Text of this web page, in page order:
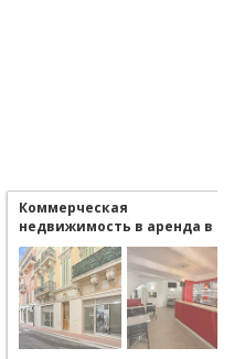
Коммерческая
недвижимость в аренда в
Monaco